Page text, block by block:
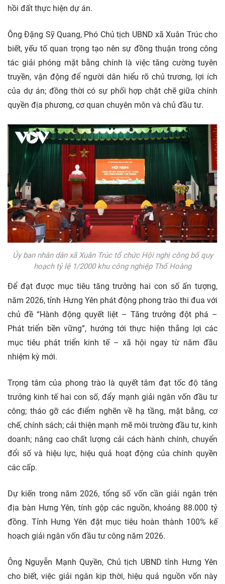
hồi đất thực hiện dự án.
Ông Đặng Sỹ Quang, Phó Chủ tịch UBND xã Xuân Trúc cho
biết, yếu tố quan trọng tạo nên sự đồng thuận trong công
tác giải phóng mặt bằng chính là việc tăng cường tuyên
truyền, vận động để người dân hiểu rõ chủ trương, lợi ích
của dự án; đồng thời có sự phối hợp chặt chẽ giữa chính
quyền địa phương, cơ quan chuyên môn và chủ đầu tư.
Ủy ban nhân dân xã Xuân Trúc tổ chức Hội nghị công bố quy
hoạch tỷ lệ 1/2000 khu công nghiệp Thổ Hoàng
Để đạt được mục tiêu tăng trưởng hai con số ấn tượng,
năm 2026, tỉnh Hưng Yên phát động phong trào thi đua với
chủ đề “Hành động quyết liệt – Tăng trưởng đột phá –
Phát triển bền vững”, hướng tới thực hiện thắng lợi các
mục tiêu phát triển kinh tế – xã hội ngay từ năm đầu
nhiệm kỳ mới.
Trọng tâm của phong trào là quyết tâm đạt tốc độ tăng
trưởng kinh tế hai con số, đẩy mạnh giải ngân vốn đầu tư
công; tháo gỡ các điểm nghẽn về hạ tầng, mặt bằng, cơ
chế, chính sách; cải thiện mạnh mẽ môi trường đầu tư, kinh
doanh; nâng cao chất lượng cải cách hành chính, chuyển
đổi số và hiệu lực, hiệu quả hoạt động của chính quyền
các cấp.
Dự kiến trong năm 2026, tổng số vốn cần giải ngân trên
địa bàn Hưng Yên, tính gộp các nguồn, khoảng 88.000 tỷ
đồng. Tỉnh Hưng Yên đặt mục tiêu hoàn thành 100% kế
hoạch giải ngân vốn đầu tư công năm 2026.
Ông Nguyễn Mạnh Quyền, Chủ tịch UBND tỉnh Hưng Yên
cho biết, việc giải ngân kịp thời, hiệu quả nguồn vốn này